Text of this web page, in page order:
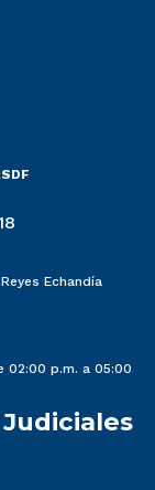
Echandía
02:00 p.m. a 05:00